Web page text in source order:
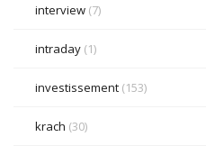
interview (7)
intraday (1)
investissement (153)
krach (30)